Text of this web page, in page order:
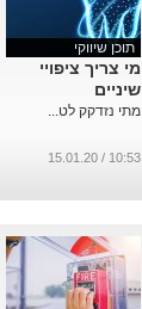
תוכן שיווקי
מי צריך ציפויי
שיניים
מתי נזדקק לט...
10:53 / 15.01.20